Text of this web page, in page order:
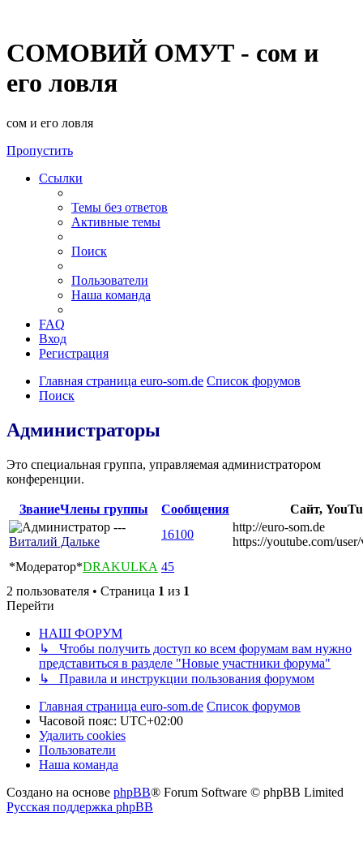
СОМОВИЙ ОМУТ - сом и
его ловля
сом и его ловля
Пропустить
Ссылки
Темы без ответов
Активные темы
Поиск
Пользователи
Наша команда
FAQ
Вход
Регистрация
Главная страница euro-som.de Список форумов
Поиск
Администраторы
Это специальная группа, управляемая администратором
конференции.
ЗваниеЧлены группы Сообщения Сайт,
Виталий Дальке
16100
http://euro-som.de
https://youtube.com/
*Модератор*DRAKULKA 45
2 пользователя • Страница 1 из 1
Перейти
НАШ ФОРУМ
↳ Чтобы получить доступ ко всем форумам вам нужно
представиться в разделе "Новые участники форума"
↳ Правила и инструкции пользования форумом
Главная страница euro-som.de Список форумов
Часовой пояс: UTC+02:00
Удалить cookies
Пользователи
Наша команда
Создано на основе phpBB® Forum Software © phpBB Limited
Русская поддержка phpBB